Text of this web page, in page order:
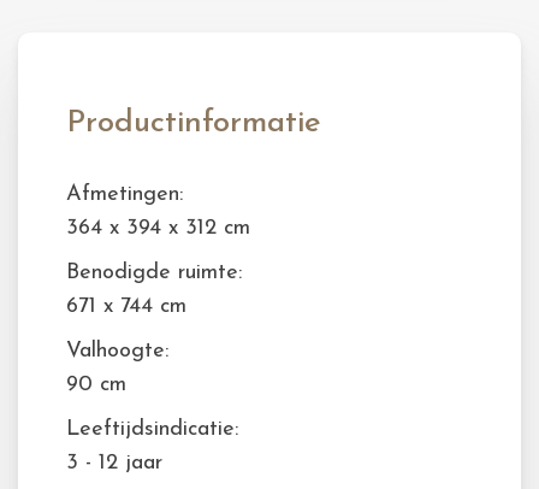
Productinformatie
Afmetingen:
364 x 394 x 312 cm
Benodigde ruimte:
671 x 744 cm
Valhoogte:
90 cm
Leeftijdsindicatie:
3 - 12 jaar